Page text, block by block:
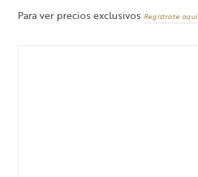
Para ver precios exclusivos Regístrate aquí